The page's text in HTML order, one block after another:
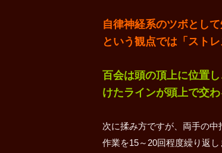
自律神経系のツボとし
という観点では「スト
百会は頭の頂上に位置
けたラインが頭上で交
次に揉み方ですが、両手の
作業を15～20回程度繰り返